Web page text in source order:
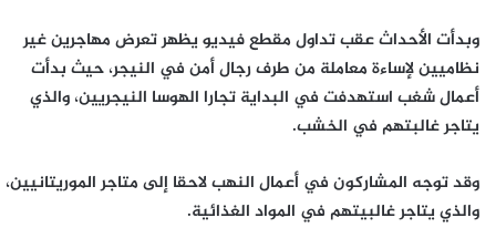
وبدأت الأحداث عقب تداول مقطع فيديو يظهر تعرض مهاجرين غير
نظاميين لإساءة معاملة من طرف رجال أمن في النيجر، حيث بدأت
أعمال شغب استهدفت في البداية تجارا الهوسا النيجريين، والذي
يتاجر غالبتهم في الخشب.
وقد توجه المشاركون في أعمال النهب لاحقا إلى متاجر الموريتانيين،
والذي يتاجر غالبيتهم في المواد الغذائية.